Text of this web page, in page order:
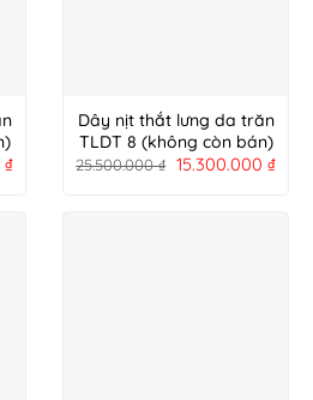
₫
Dây nịt thắt lưng da trăn
TLDT 8 (không còn bán)
25.500.000₫ 15.300.000 ₫